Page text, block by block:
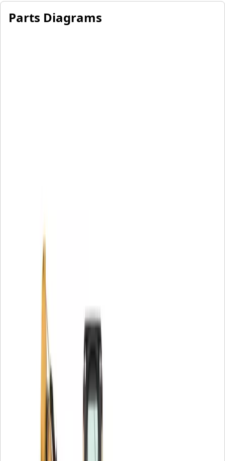
Parts Diagrams